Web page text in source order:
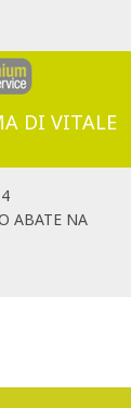
DI VITALE
ABATE NA